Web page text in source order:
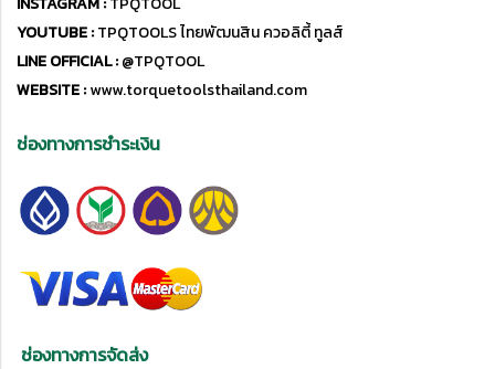
YOUTUBE :TPQTOOLS ไทยพัฒนสิน ควอลิตี้ ทูลส์
LINE OFFICIAL :@TPQTOOL
WEBSITE :www.torquetoolsthailand.com
ช่องทางการชำระเงิน
ช่องทางการจัดส่ง